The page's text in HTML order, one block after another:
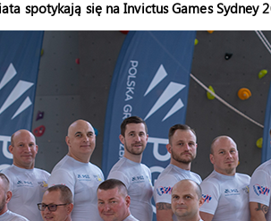
spotykają się na Invictus Games Sydney